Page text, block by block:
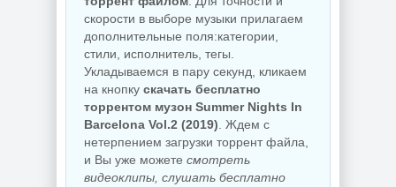
скорости в выборе музыки прилагаем
дополнительные поля:категории,
стили, исполнитель, тегы.
Укладываемся в пару секунд, кликаем
на кнопку скачать бесплатно
торрентом музон Summer Nights In
Barcelona Vol.2 (2019) . Ждем с
нетерпением загрузки торрент файла,
и Вы уже можете смотреть
видеоклипы, слушать бесплатно